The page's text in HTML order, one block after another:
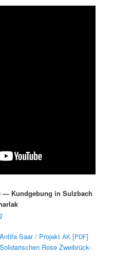
— Kundge­bung in Sulzbach
Saar / Pro­jekt AK[PDF]
Rose Zweibrück­